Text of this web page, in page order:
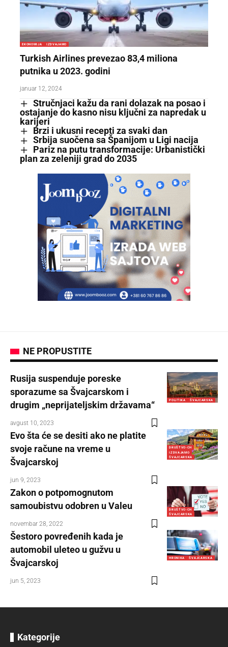
EKONOMIJA IZDVAJAMO
Turkish Airlines prevezao 83,4 miliona
putnika u 2023. godini
januar 12, 2024
Stručnjaci kažu da rani dolazak na posao i
ostajanje do kasno nisu ključni za napredak u
karijeri
Brzi i ukusni recepti za svaki dan
Srbija suočena sa Španijom u Ligi nacija
Pariz na putu transformacije: Urbanistički
plan za zeleniji grad do 2035
NE PROPUSTITE
POLITIKA ŠVAJCARSKA
Rusija suspenduje poreske
sporazume sa Švajcarskom i
drugim „neprijateljskim državama“
avgust 10, 2023
DRUŠTVO-CH
IZDVAJAMO
ŠVAJCARSKA
Evo šta će se desiti ako ne platite
svoje račune na vreme u
Švajcarskoj
jun 9, 2023
DRUŠTVO-CH
ŠVAJCARSKA
Zakon o potpomognutom
samoubistvu odobren u Valeu
novembar 28, 2022
HRONIKA ŠVAJCARSKA
Šestoro povređenih kada je
automobil uleteo u gužvu u
Švajcarskoj
jun 5, 2023
Kategorije